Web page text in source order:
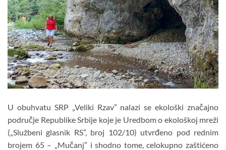
U obuhvatu SRP „Veliki Rzav” nalazi se ekološki značajno
područje Republike Srbije koje je Uredbom o ekološkoj mreži
(„Službeni glasnik RS”, broj 102/10) utvrđeno pod rednim
brojem 65 – „Mučanj” i shodno tome, celokupno zaštićeno